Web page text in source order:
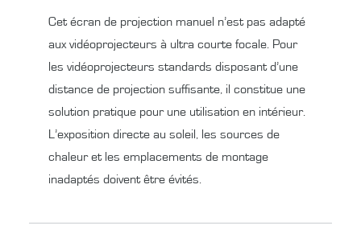
Cet écran de projection manuel n’est pas adapté
aux vidéoprojecteurs à ultra courte focale. Pour
les vidéoprojecteurs standards disposant d’une
distance de projection suffisante, il constitue une
solution pratique pour une utilisation en intérieur.
L’exposition directe au soleil, les sources de
chaleur et les emplacements de montage
inadaptés doivent être évités.